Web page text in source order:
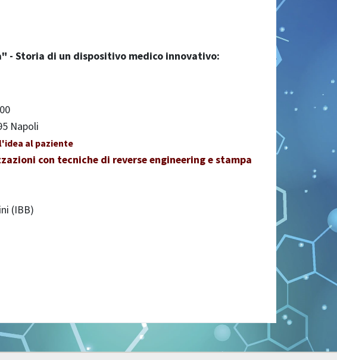
- Storia di un dispositivo medico innovativo:
Napoli
al paziente
con tecniche di reverse engineering e stampa
(IBB)